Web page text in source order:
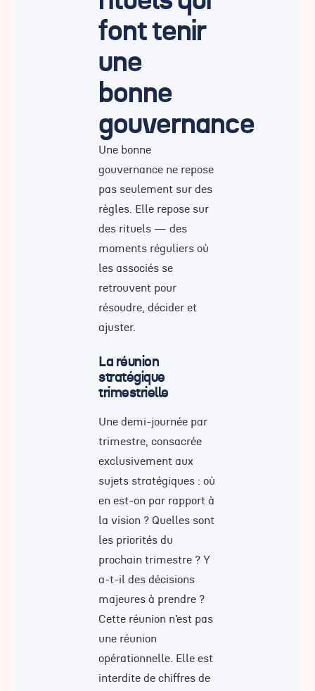
font tenir
une
bonne
gouvernance
Une bonne
gouvernance ne repose
pas seulement sur des
règles. Elle repose sur
des rituels — des
moments réguliers où
les associés se
retrouvent pour
résoudre, décider et
ajuster.
La réunion
stratégique
trimestrielle
Une demi-journée par
trimestre, consacrée
exclusivement aux
sujets stratégiques : où
en est-on par rapport à
la vision ? Quelles sont
les priorités du
prochain trimestre ? Y
a-t-il des décisions
majeures à prendre ?
Cette réunion n’est pas
une réunion
opérationnelle. Elle est
interdite de chiffres de